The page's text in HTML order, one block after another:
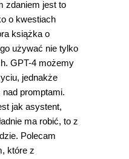
zdaniem jest to
o kwestiach
książka o
używać nie tylko
GPT-4 możemy
jednakże
promptami.
jak asystent,
ma robić, to z
Polecam
które z